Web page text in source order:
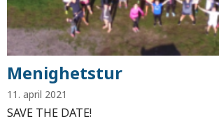
Menighetstur
11. april 2021
SAVE THE DATE!